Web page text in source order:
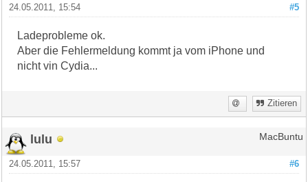
#5
24.05.2011, 15:54
Ladeprobleme ok.
Aber die Fehlermeldung kommt ja vom iPhone und
nicht vin Cydia...
Zitieren
lulu MacBuntu
#6
24.05.2011, 15:57